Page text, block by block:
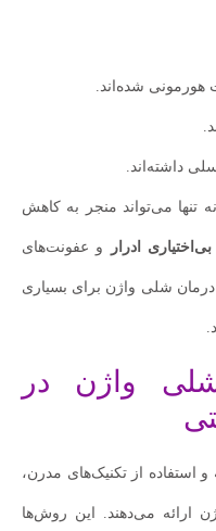
هورمونی شده‌اند.
داشته‌اند.
تنها می‌تواند منجر به کاهش
بی‌اختیاری ادرار و عفونت‌های
درمان شلی واژن برای بسیاری
واژن در
و استفاده از تکنیک‌های مدرن،
ارائه می‌دهند. این روش‌ها